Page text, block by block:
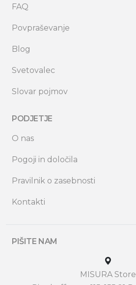
FAQ
Povpraševanje
Blog
Svetovalec
Slovar pojmov
PODJETJE
O nas
Pogoji in določila
Pravilnik o zasebnosti
Kontakti
PIŠITE NAM
MISURA Store